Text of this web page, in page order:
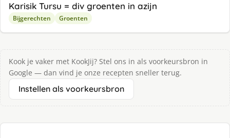
Karisik Tursu = div groenten in azijn
Bijgerechten Groenten
Kook je vaker met KookJij? Stel ons in als voorkeursbron in
Google — dan vind je onze recepten sneller terug.
Instellen als voorkeursbron